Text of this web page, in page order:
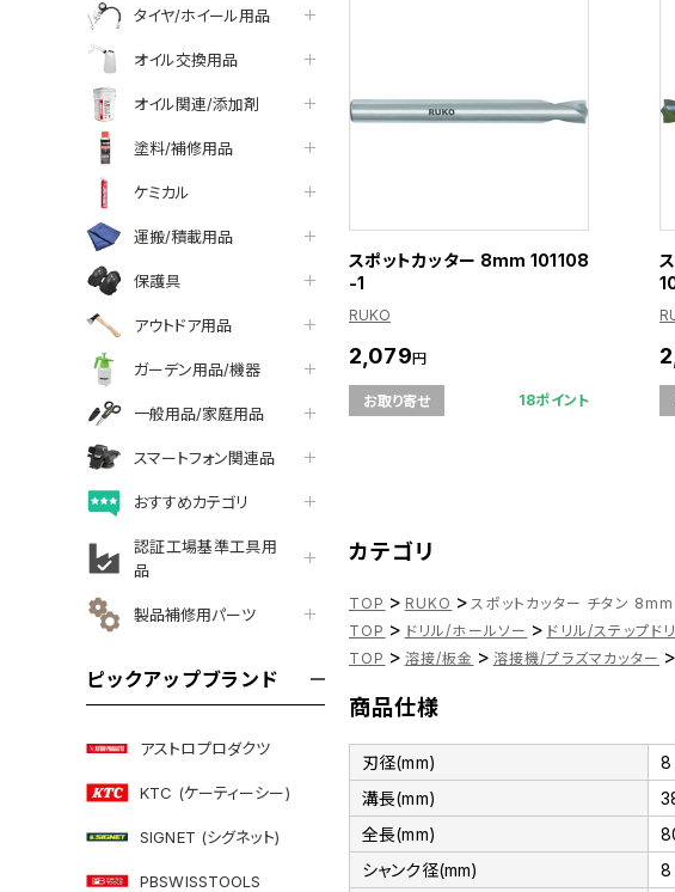
タイヤ/ホイール用品
オイル交換用品
オイル関連/添加剤
塗料/補修用品
ケミカル
運搬/積載用品
保護具
アウトドア用品
ガーデン用品/機器
一般用品/家庭用品
スマートフォン関連品
おすすめカテゴリ
認証工場基準工具用
品
製品補修用パーツ
ピックアップブランド
アストロプロダクツ
KTC (ケーティーシー)
SIGNET (シグネット)
PBSWISSTOOLS
スポットカッター 8mm 101108
-1
RUKO
2,079円
お取り寄せ 18ポイント
カテゴリ
TOP > RUKO > スポットカッター チタン
TOP > ドリル/ホールソー > ドリル/ステップド
TOP > 溶接/板金 > 溶接機/プラズマカッター >
商品仕様
刃径(mm)
8
溝長(mm)
全長(mm)
シャンク径(mm)
8